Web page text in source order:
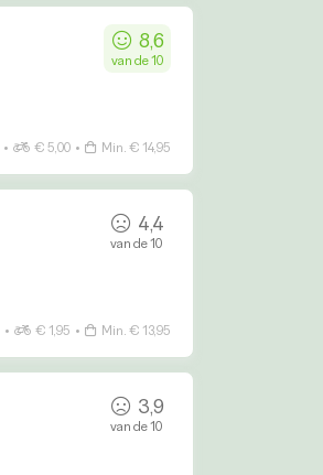
8,6
van de 10
• € 5,00 • Min. € 14,95
4,4
van de 10
• € 1,95 • Min. € 13,95
3,9
van de 10